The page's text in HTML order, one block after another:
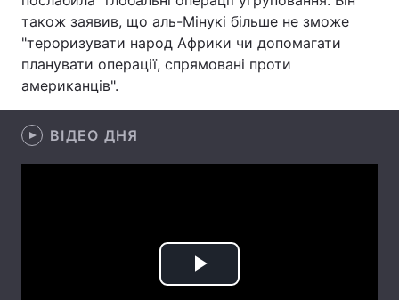
Цікавинки Погода
Екологія Регіони
Лонгріди
також заявив, що аль-Мінукі більше не зможе
"тероризувати народ Африки чи допомагати
планувати операції, спрямовані проти
американців".
ВІДЕО ДНЯ
Play